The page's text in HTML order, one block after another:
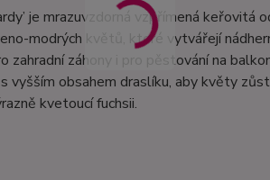
je mrazuvzdorná vzpřímená
modrých květů, které vytvářejí
zahradní záhony i pro pěstování na
vyšším obsahem draslíku, aby květy
kvetoucí fuchsii.